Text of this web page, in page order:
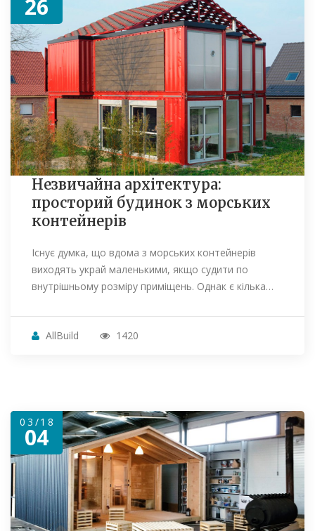
26
Незвичайна архітектура:
просторий будинок з морських
контейнерів
Існує думка, що вдома з морських контейнерів
виходять украй маленькими, якщо судити по
внутрішньому розміру приміщень. Однак є кілька…
AllBuild 1420
03/18
04